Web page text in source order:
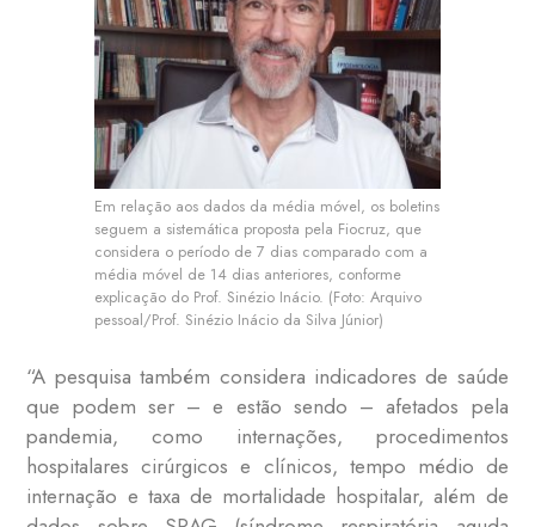
Em relação aos dados da média móvel, os boletins
seguem a sistemática proposta pela Fiocruz, que
considera o período de 7 dias comparado com a
média móvel de 14 dias anteriores, conforme
explicação do Prof. Sinézio Inácio. (Foto: Arquivo
pessoal/Prof. Sinézio Inácio da Silva Júnior)
“A pesquisa também considera indicadores de saúde
que podem ser – e estão sendo – afetados pela
pandemia, como internações, procedimentos
hospitalares cirúrgicos e clínicos, tempo médio de
internação e taxa de mortalidade hospitalar, além de